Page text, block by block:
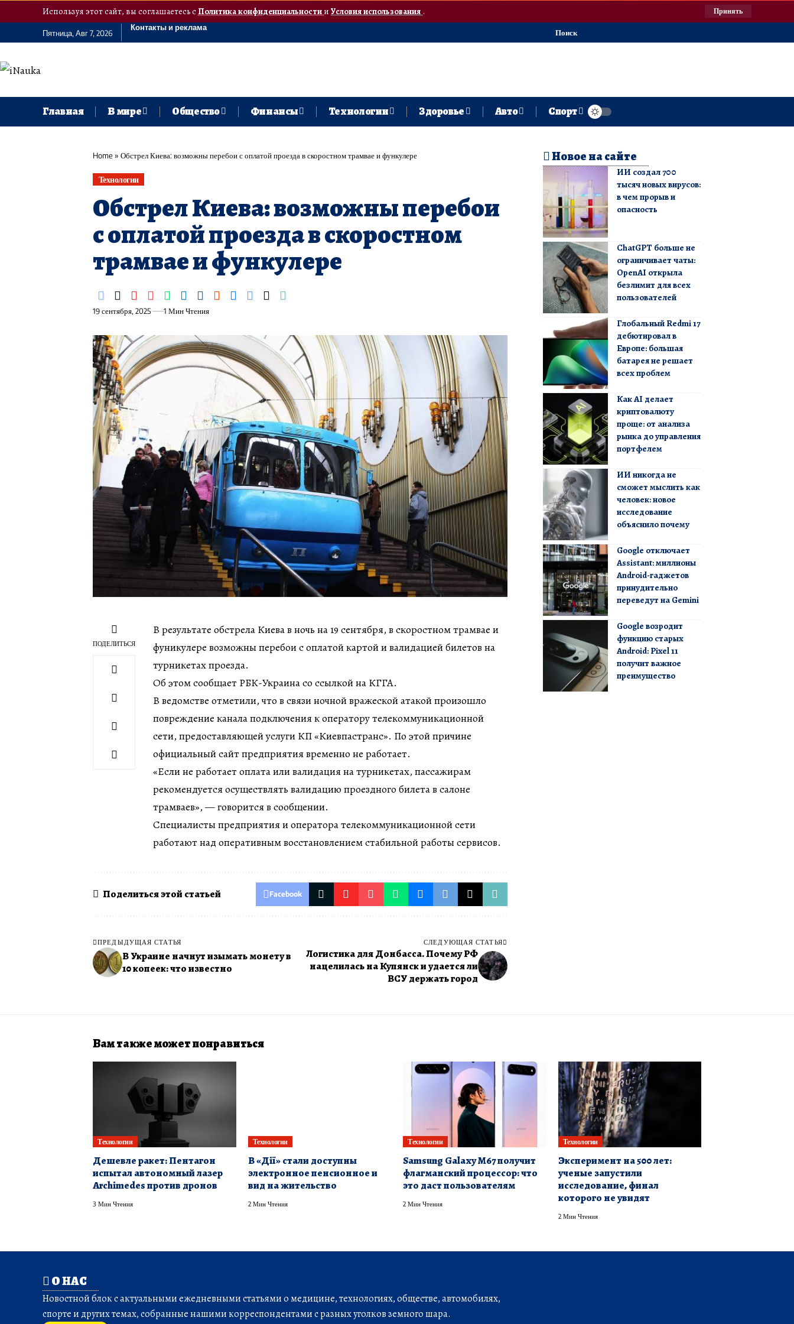
Используя этот сайт, вы соглашаетесь сПолитика конфиденциальностии Условия использования. Принять
Пятница, Авг 7, 2026
Контакты и реклама
Поиск
Главная В мире Общество Финансы Технологии Здоровье Авто Спорт
Home» Обстрел Киева: возможны перебои с оплатой проезда в скоростном трамвае и функулере
Технологии
Обстрел Киева: возможны перебои
с оплатой проезда в скоростном
трамвае и функулере
19 сентября, 2025 1 Мин Чтения
ПОДЕЛИТЬСЯ
В результате обстрела Киева в ночь на 19 сентября, в скоростном трамвае и
фуникулере возможны перебои с оплатой картой и валидацией билетов на
турникетах проезда.
Об этом сообщает РБК-Украина со ссылкой на КГГА.
В ведомстве отметили, что в связи ночной вражеской атакой произошло
повреждение канала подключения к оператору телекоммуникационной
сети, предоставляющей услуги КП «Киевпастранс». По этой причине
официальный сайт предприятия временно не работает.
«Если не работает оплата или валидация на турникетах, пассажирам
рекомендуется осуществлять валидацию проездного билета в салоне
трамваев», — говорится в сообщении.
Специалисты предприятия и оператора телекоммуникационной сети
работают над оперативным восстановлением стабильной работы сервисов.
Поделиться этой статьей Facebook
ПРЕДЫДУЩАЯ СТАТЬЯ
В Украине начнут изымать монету в
10 копеек: что известно
СЛЕДУЮЩАЯ СТАТЬЯ
Логистика для Донбасса. Почему РФ
нацелилась на Купянск и удается ли
ВСУ держать город
Новое на сайте
ИИ создал 700
тысяч новых вирусов:
в чем прорыв и
опасность
ChatGPT больше не
ограничивает чаты:
OpenAI открыла
безлимит для всех
пользователей
Глобальный Redmi 17
дебютировал в
Европе: большая
батарея не решает
всех проблем
Как AI делает
криптовалюту
проще: от анализа
рынка до управления
портфелем
ИИ никогда не
сможет мыслить как
человек: новое
исследование
объяснило почему
Google отключает
Assistant: миллионы
Android-гаджетов
принудительно
переведут на Gemini
Google возродит
функцию старых
Android: Pixel 11
получит важное
преимущество
Вам также может понравиться
Технологии
Дешевле ракет: Пентагон
испытал автономный лазер
Archimedes против дронов
3 Мин Чтения
Технологии
В «Дії» стали доступны
электронное пенсионное и
вид на жительство
2 Мин Чтения
Технологии
Samsung Galaxy M67 получит
флагманский процессор: что
это даст пользователям
2 Мин Чтения
Технологии
Эксперимент на 500 лет:
ученые запустили
исследование, финал
которого не увидят
2 Мин Чтения
О НАС
Новостной блок с актуальными ежедневными статьями о медицине, технологиях, обществе, автомобилях,
спорте и других темах, собранные нашими корреспондентами с разных уголков земного шара.